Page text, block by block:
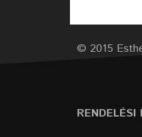
© 2015